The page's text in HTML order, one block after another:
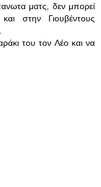
ματς, δεν μπορεί
στην Γιουβέντους
του τον Λέο και να